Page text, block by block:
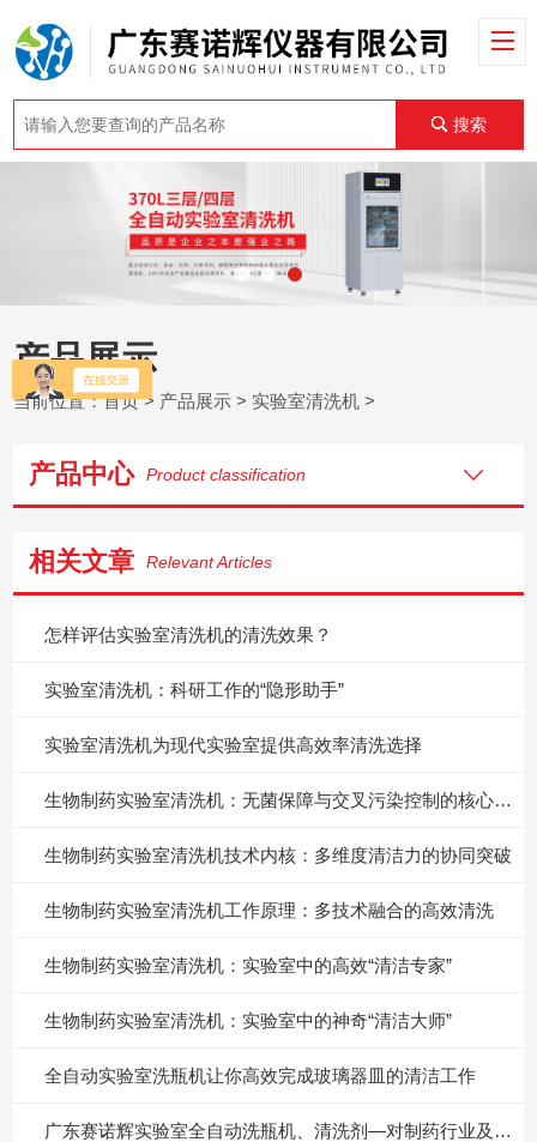
搜索
产品展示
当前位置：首页> 产品展示 > 实验室清洗机 >
产品中心 Product classification
相关文章 Relevant Articles
怎样评估实验室清洗机的清洗效果？
实验室清洗机：科研工作的“隐形助手”
实验室清洗机为现代实验室提供高效率清洗选择
生物制药实验室清洗机：无菌保障与交叉污染控制的核心技术剖析
生物制药实验室清洗机技术内核：多维度清洁力的协同突破
生物制药实验室清洗机工作原理：多技术融合的高效清洗
生物制药实验室清洗机：实验室中的高效“清洁专家”
生物制药实验室清洗机：实验室中的神奇“清洁大师”
全自动实验室洗瓶机让你高效完成玻璃器皿的清洁工作
广东赛诺辉实验室全自动洗瓶机、清洗剂—对制药行业及药检院所的价值意义